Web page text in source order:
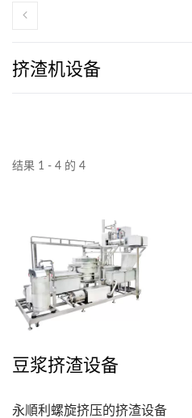
挤渣机设备
结果 1 - 4 的 4
豆浆挤渣设备
永順利螺旋挤压的挤渣设备